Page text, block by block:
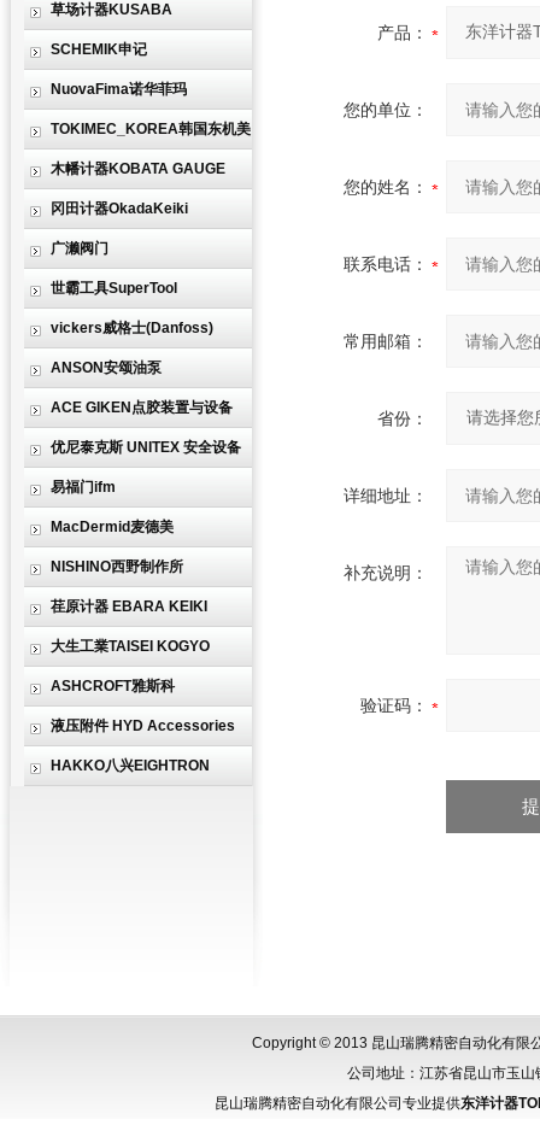
草场计器KUSABA
SCHEMIK申记
NuovaFima诺华菲玛
TOKIMEC_KOREA韩国东机美
木幡计器KOBATA GAUGE
冈田计器OkadaKeiki
广濑阀门
世霸工具SuperTool
vickers威格士(Danfoss)
ANSON安颂油泵
ACE GIKEN点胶装置与设备
优尼泰克斯 UNITEX 安全设备
易福门ifm
MacDermid麦德美
NISHINO西野制作所
荏原计器 EBARA KEIKI
大生工業TAISEI KOGYO
ASHCROFT雅斯科
液压附件 HYD Accessories
HAKKO八兴EIGHTRON
产品：
您的单位：
您的姓名：
联系电话：
常用邮箱：
省份：
详细地址：
补充说明：
验证码：
Copyright © 2013 昆山瑞腾精密自动化有限
公司地址：江苏省昆山市玉
昆山瑞腾精密自动化有限公司专业提供东洋计器